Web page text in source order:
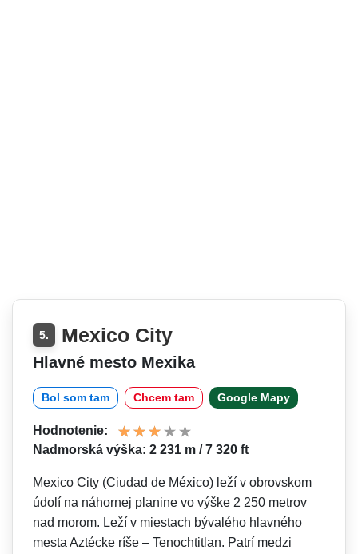
5. Mexico City
Hlavné mesto Mexika
Bol som tam Chcem tam Google Mapy
Hodnotenie:
Nadmorská výška: 2 231 m / 7 320 ft
Mexico City (Ciudad de México) leží v obrovskom
údolí na náhornej planine vo výške 2 250 metrov
nad morom. Leží v miestach bývalého hlavného
mesta Aztécke ríše – Tenochtitlan. Patrí medzi